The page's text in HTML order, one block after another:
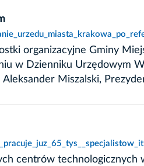
organizacyjne Gminy
w Dzienniku Urzędowym
Miszalski,
centrów